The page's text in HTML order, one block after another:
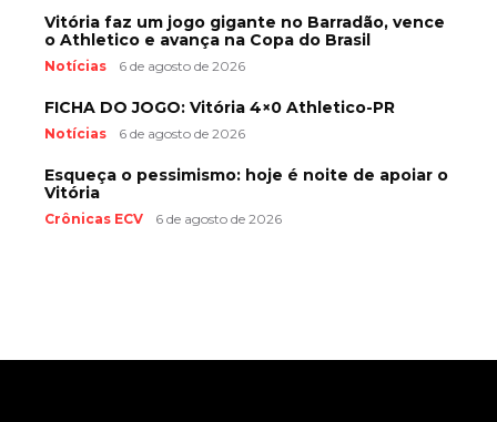
Vitória faz um jogo gigante no Barradão, vence
o Athletico e avança na Copa do Brasil
Notícias 6 de agosto de 2026
FICHA DO JOGO: Vitória 4×0 Athletico-PR
Notícias 6 de agosto de 2026
Esqueça o pessimismo: hoje é noite de apoiar o
Vitória
Crônicas ECV 6 de agosto de 2026